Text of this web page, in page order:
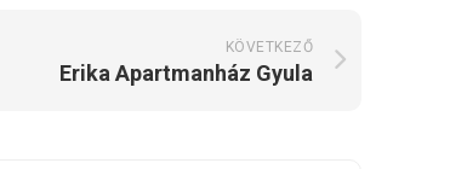
KÖVETKEZŐ
Erika Apartmanház Gyula